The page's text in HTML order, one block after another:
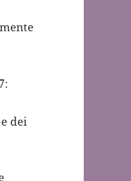
:
dei